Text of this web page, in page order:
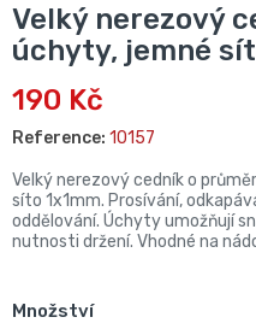
Velký nerezový
úchyty, jemné
190 Kč
Reference: 10157
Velký nerezový cedník o
síto 1x1mm. Prosívání,
oddělování. Úchyty umožňují
nutnosti držení. Vhodné na
Množství